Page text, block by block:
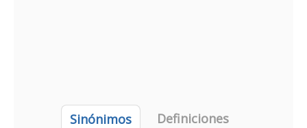
Sinónimos
Definiciones